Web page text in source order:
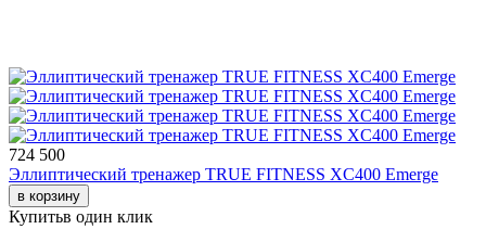
724 500
Эллиптический тренажер TRUE FITNESS XС400 Emerge
в корзину
Купитьв один клик